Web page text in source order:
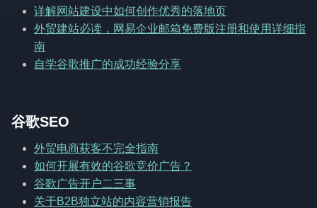
详解网站建设中如何创作优秀的落地页
外贸建站必读，网易企业邮箱免费版注册和使用详细指
南
自学谷歌推广的成功经验分享
谷歌SEO
外贸电商获客不完全指南
如何开展有效的谷歌竞价广告？
谷歌广告开户二三事
关于B2B独立站的内容营销报告